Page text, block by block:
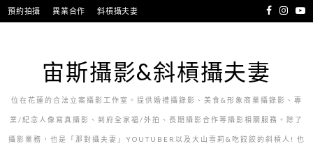
跳
至
預約拍攝 異業合作 斜槓攝夫妻
宙斯攝影&斜槓攝夫妻
位在花蓮的合法立案攝影工作室。提供婚禮攝錄影、美食&形象商業攝錄影、專
業/紀念人像寫真攝影、到府全家福/外拍、長期攝影合作等攝影相關服務。除了
攝影業務，也是「那對攝夫妻」YOUTUBER以及大山雪莉&吃餃餃的斜槓人! 也